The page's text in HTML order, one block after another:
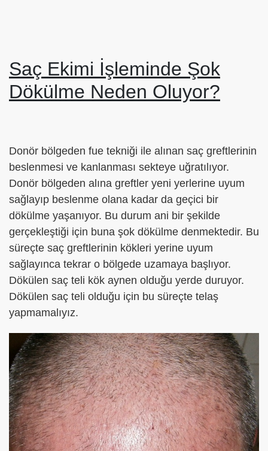
Saç Ekimi İşleminde Şok
Dökülme Neden Oluyor?
Donör bölgeden fue tekniği ile alınan saç greftlerinin
beslenmesi ve kanlanması sekteye uğratılıyor.
Donör bölgeden alına greftler yeni yerlerine uyum
sağlayıp beslenme olana kadar da geçici bir
dökülme yaşanıyor. Bu durum ani bir şekilde
gerçekleştiği için buna şok dökülme denmektedir. Bu
süreçte saç greftlerinin kökleri yerine uyum
sağlayınca tekrar o bölgede uzamaya başlıyor.
Dökülen saç teli kök aynen olduğu yerde duruyor.
Dökülen saç teli olduğu için bu süreçte telaş
yapmamalıyız.